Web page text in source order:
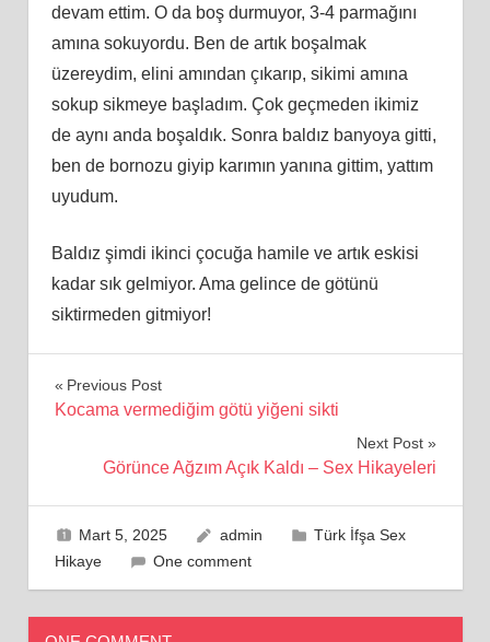
devam ettim. O da boş durmuyor, 3-4 parmağını
amına sokuyordu. Ben de artık boşalmak
üzereydim, elini amından çıkarıp, sikimi amına
sokup sikmeye başladım. Çok geçmeden ikimiz
de aynı anda boşaldık. Sonra baldız banyoya gitti,
ben de bornozu giyip karımın yanına gittim, yattım
uyudum.
Baldız şimdi ikinci çocuğa hamile ve artık eskisi
kadar sık gelmiyor. Ama gelince de götünü
siktirmeden gitmiyor!
Yazı
Previous Post
Kocama vermediğim götü yiğeni sikti
Next Post
Görünce Ağzım Açık Kaldı – Sex Hikayeleri
Mart 5, 2025 admin
Türk İfşa Sex
Hikaye
One comment